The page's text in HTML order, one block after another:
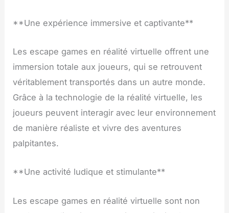
**Une expérience immersive et captivante**
Les escape games en réalité virtuelle offrent une
immersion totale aux joueurs, qui se retrouvent
véritablement transportés dans un autre monde.
Grâce à la technologie de la réalité virtuelle, les
joueurs peuvent interagir avec leur environnement
de manière réaliste et vivre des aventures
palpitantes.
**Une activité ludique et stimulante**
Les escape games en réalité virtuelle sont non